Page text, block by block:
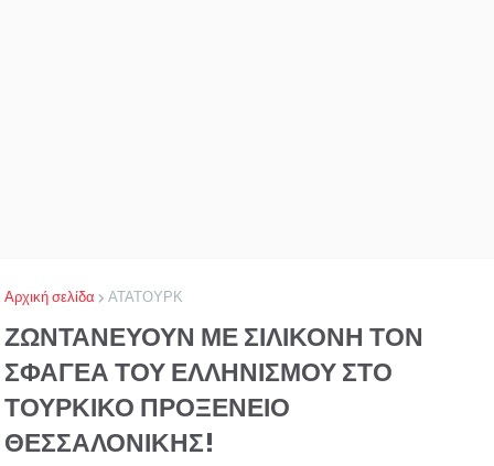
Αρχική σελίδα ΑΤΑΤΟΥΡΚ
ΖΩΝΤΑΝΕΥΟΥΝ ΜΕ ΣΙΛΙΚΟΝΗ ΤΟΝ
ΣΦΑΓΕΑ ΤΟΥ ΕΛΛΗΝΙΣΜΟΥ ΣΤΟ
ΤΟΥΡΚΙΚΟ ΠΡΟΞΕΝΕΙΟ
ΘΕΣΣΑΛΟΝΙΚΗΣ!